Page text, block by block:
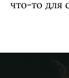
актеров